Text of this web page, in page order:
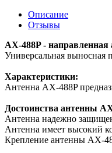
Описание
Отзывы
AX-488P -
Универсальная выносная
Характеристики:
Антенна AX-488P
Достоинства антенны
Антенна надежно
Антенна имеет высокий
Крепление антенны AX-